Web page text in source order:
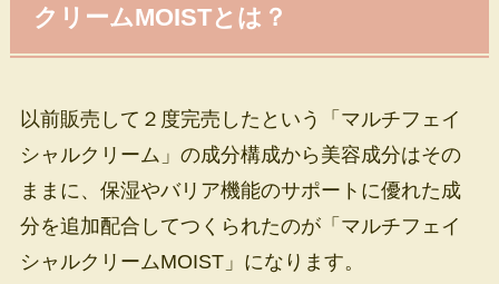
クリームMOISTとは？
以前販売して２度完売したという「マルチフェイ
シャルクリーム」の成分構成から美容成分はその
ままに、保湿やバリア機能のサポートに優れた成
分を追加配合してつくられたのが「マルチフェイ
シャルクリームMOIST」になります。